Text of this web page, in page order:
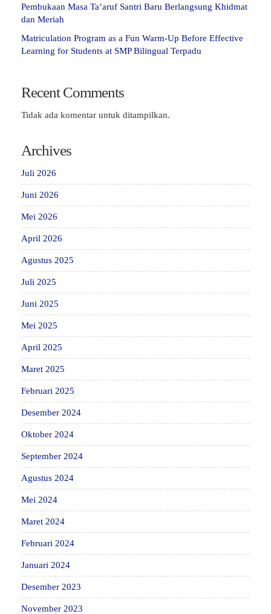
Pembukaan Masa Ta’aruf Santri Baru Berlangsung Khidmat
dan Meriah
Matriculation Program as a Fun Warm-Up Before Effective
Learning for Students at SMP Bilingual Terpadu
Recent Comments
Tidak ada komentar untuk ditampilkan.
Archives
Juli 2026
Juni 2026
Mei 2026
April 2026
Agustus 2025
Juli 2025
Juni 2025
Mei 2025
April 2025
Maret 2025
Februari 2025
Desember 2024
Oktober 2024
September 2024
Agustus 2024
Mei 2024
Maret 2024
Februari 2024
Januari 2024
Desember 2023
November 2023